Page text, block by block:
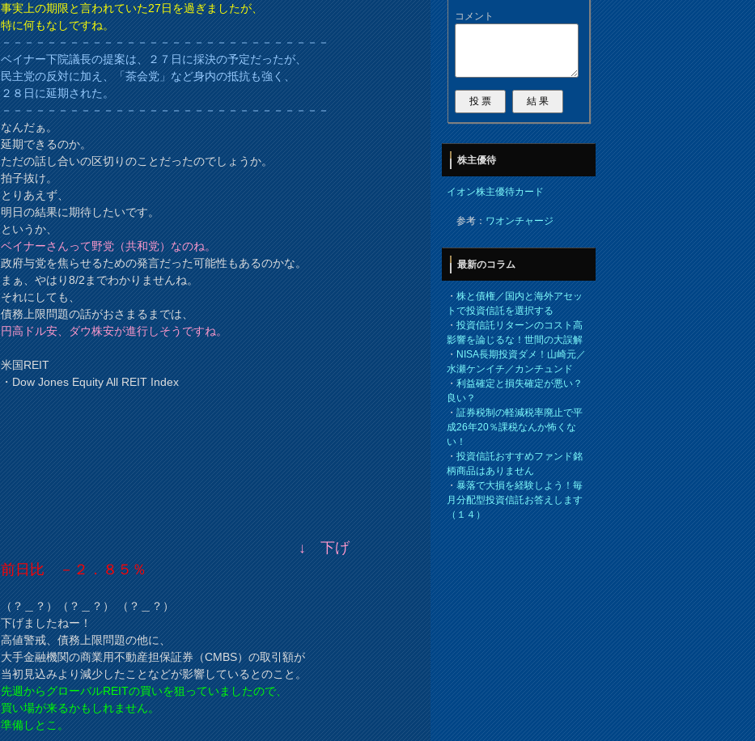
事実上の期限と言われていた27日を過ぎましたが、
特に何もなしですね。
－－－－－－－－－－－－－－－－－－－－－－－－－－－－－
ベイナー下院議長の提案は、２７日に採決の予定だったが、
民主党の反対に加え、「茶会党」など身内の抵抗も強く、
２８日に延期された。
－－－－－－－－－－－－－－－－－－－－－－－－－－－－－
なんだぁ。
延期できるのか。
ただの話し合いの区切りのことだったのでしょうか。
拍子抜け。
とりあえず、
明日の結果に期待したいです。
というか、
ベイナーさんって野党（共和党）なのね。
政府与党を焦らせるための発言だった可能性もあるのかな。
まぁ、やはり8/2までわかりませんね。
それにしても、
債務上限問題の話がおさまるまでは、
円高ドル安、ダウ株安が進行しそうですね。
米国REIT
・Dow Jones Equity All REIT Index
↓ 下げ
前日比 －２．８５％
（？＿？）（？＿？） （？＿？）
下げましたねー！
高値警戒、債務上限問題の他に、
大手金融機関の商業用不動産担保証券（CMBS）の取引額が
当初見込みより減少したことなどが影響しているとのこと。
先週からグローバルREITの買いを狙っていましたので、
買い場が来るかもしれません。
準備しとこ。
コメント
株主優待
イオン株主優待カード
参考：ワオンチャージ
最新のコラム
・株と債権／国内と海外アセッ
トで投資信託を選択する
・投資信託リターンのコスト高
影響を論じるな！世間の大誤解
・NISA長期投資ダメ！山崎元／
水瀬ケンイチ／カンチュンド
・利益確定と損失確定が悪い？
良い？
・証券税制の軽減税率廃止で平
成26年20％課税なんか怖くな
い！
・投資信託おすすめファンド銘
柄商品はありません
・暴落で大損を経験しよう！毎
月分配型投資信託お答えします
（１４）